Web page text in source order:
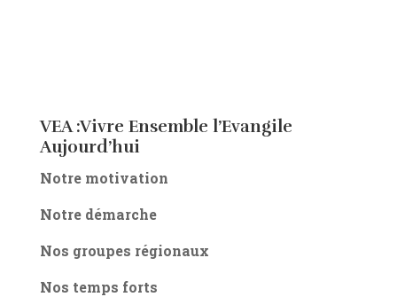
VEA :Vivre Ensemble l’Evangile
Aujourd’hui
Notre motivation
Notre démarche
Nos groupes régionaux
Nos temps forts